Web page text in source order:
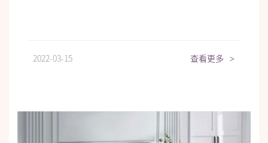
2022-03-15 查看更多 >